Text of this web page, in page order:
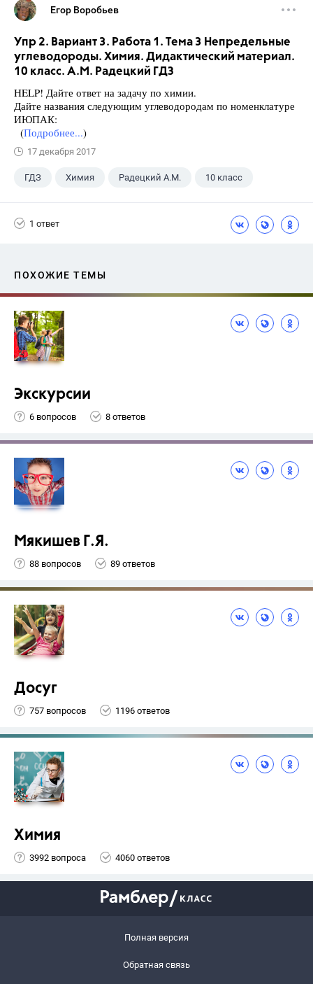
Егор Воробьев
Упр 2. Вариант 3. Работа 1. Тема 3 Непредельные
углеводороды. Химия. Дидактический материал.
10 класс. А.М. Радецкий ГДЗ
HELP! Дайте ответ на задачу по химии.
Дайте названия следующим углеводородам по номенклатуре
ИЮПАК:
(Подробнее...)
17 декабря 2017
ГДЗ Химия Радецкий А.М. 10 класс
1 ответ
ПОХОЖИЕ ТЕМЫ
Экскурсии
6 вопросов 8 ответов
Мякишев Г.Я.
88 вопросов 89 ответов
Досуг
757 вопросов 1196 ответов
Химия
3992 вопроса 4060 ответов
Полная версия
Обратная связь